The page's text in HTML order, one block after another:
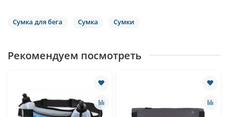
Сумка для бега Сумка Сумки
Рекомендуем посмотреть